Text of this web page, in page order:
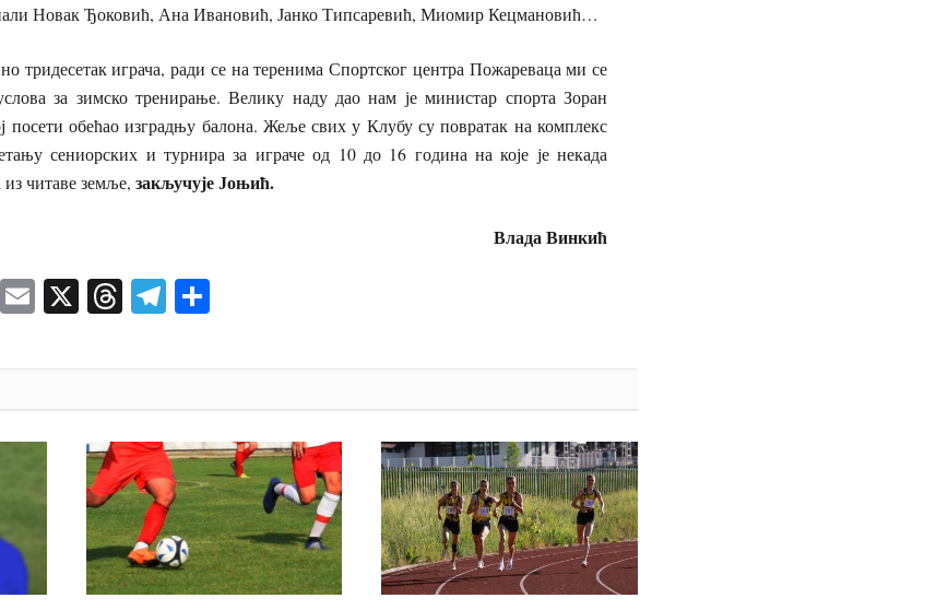
Новак Ђоковић, Ана Ивановић, Јанко Типсаревић, Миомир Кецмановић…
тридесетак играча, ради се на теренима Спортског центра Пожареваца ми се
за зимско тренирање. Велику наду дао нам је министар спорта Зоран
посети обећао изградњу балона. Жеље свих у Клубу су повратак на комплекс
сениорских и турнира за играче од 10 до 16 година на које је некада
читаве земље, закључује Јоњић.
Влада Винкић
WhatsApp
Email
X ThreadsTelegram